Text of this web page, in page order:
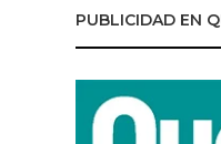
PUBLICIDAD EN